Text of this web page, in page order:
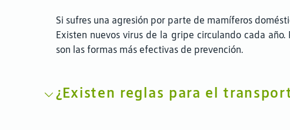
Si sufres una agresión por parte de mamíferos
Existen nuevos virus de la gripe circulando cada
son las formas más efectivas de prevención.
¿Existen reglas para el